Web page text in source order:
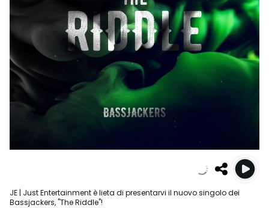
JE | Just Entertainment è lieta di presentarvi il nuovo singolo dei
Bassjackers, "The Riddle"!